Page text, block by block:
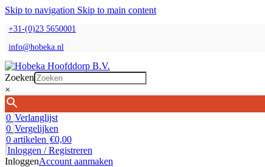
Skip to navigation Skip to main content
+31-(0)23 5650001
info@hobeka.nl
Zoeken
×
0 Verlanglijst
0 Vergelijken
0 artikelen €0,00
Inloggen / Registreren
InloggenAccount aanmaken